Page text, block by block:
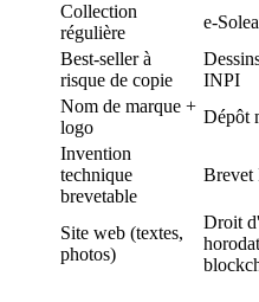
Collection
régulière
e-
Best-seller à
risque de copie
INPI
Nom de marque +
logo
Dépôt
Invention
technique
brevetable
Brevet
Site web (textes,
photos)
Droit